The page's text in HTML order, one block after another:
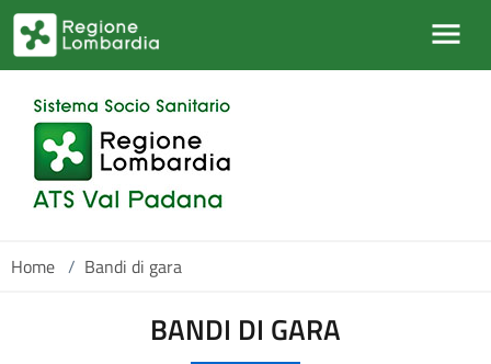
Salta al contenuto principale
Home / Bandi di gara
BANDI DI GARA